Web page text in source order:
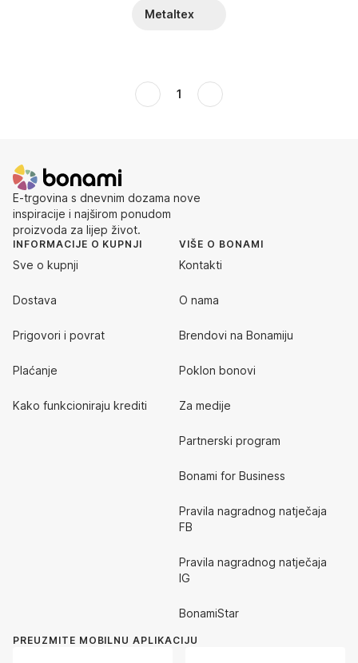
Metaltex
1
E-trgovina s dnevnim dozama nove
inspiracije i najširom ponudom
proizvoda za lijep život.
INFORMACIJE O KUPNJI
Sve o kupnji
Dostava
Prigovori i povrat
Plaćanje
Kako funkcioniraju krediti
VIŠE O BONAMI
Kontakti
O nama
Brendovi na Bonamiju
Poklon bonovi
Za medije
Partnerski program
Bonami for Business
Pravila nagradnog natječaja
FB
Pravila nagradnog natječaja
IG
BonamiStar
PREUZMITE MOBILNU APLIKACIJU